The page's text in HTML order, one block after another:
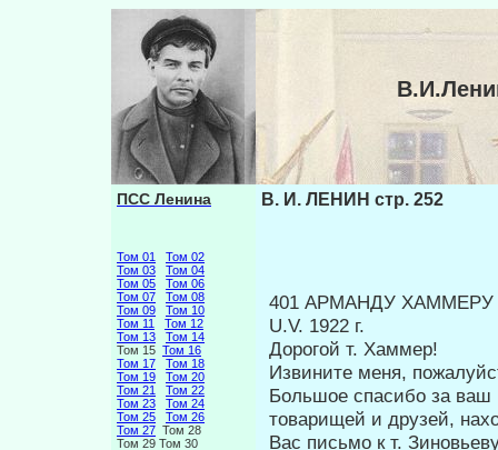
ПСС Ленина
Том 01
Том 02
Том 03
Том 04
Том 05
Том 06
Том 07
Том 08
Том 09
Том 10
Том 11
Том 12
Том 13
Том 14
Том 15 Том 16
Том 17
Том 18
Том 19
Том 20
Том 21
Том 22
Том 23
Том 24
Том 25
Том 26
Том 27 Том 28
Том 29 Том 30
В. И. ЛЕНИН стр. 252
401 АРМАНДУ ХАММЕРУ
U.V. 1922 г.
Дорогой т. Хаммер!
Извините меня,
Большое спасибо за ваш
това­рищей и друзей,
Вас письмо к т.